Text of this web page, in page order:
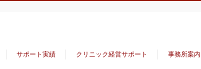
サポート実績 クリニック経営サポート 事務所案内